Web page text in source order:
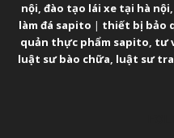
nội, đào tạo lái xe tại hà nội,
làm đá sapito | thiết bị bảo
quản thực phẩm sapito, tư
luật sư bào chữa, luật sư